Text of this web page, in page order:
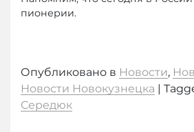
пионерии.
Опубликовано в Новости,
Новости Новокузнецка |
Середюк